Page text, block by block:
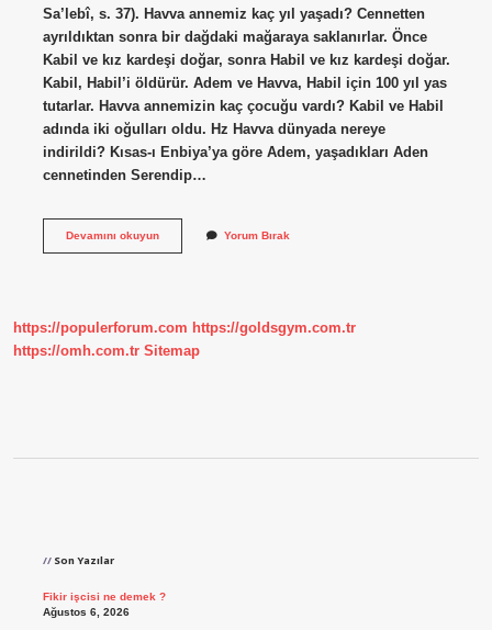
Sa’lebî, s. 37). Havva annemiz kaç yıl yaşadı? Cennetten
ayrıldıktan sonra bir dağdaki mağaraya saklanırlar. Önce
Kabil ve kız kardeşi doğar, sonra Habil ve kız kardeşi doğar.
Kabil, Habil’i öldürür. Adem ve Havva, Habil için 100 yıl yas
tutarlar. Havva annemizin kaç çocuğu vardı? Kabil ve Habil
adında iki oğulları oldu. Hz Havva dünyada nereye
indirildi? Kısas-ı Enbiya’ya göre Adem, yaşadıkları Aden
cennetinden Serendip…
Devamını okuyunHavvâ
Yorum Bırak
https://populerforum.com https://goldsgym.com.tr
https://omh.com.tr Sitemap
Son Yazılar
Fikir işcisi ne demek ?
Ağustos 6, 2026